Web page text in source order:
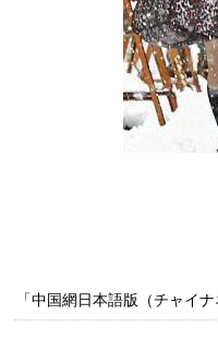
「中国網日本語版（チャイ